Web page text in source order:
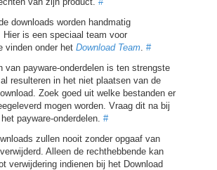
downloads worden handmatig
Hier is een speciaal team voor
vinden onder het Download Team. #
van payware-onderdelen is ten strengste
resulteren in het niet plaatsen van de
Zoek goed uit welke bestanden er
mogen worden. Vraag dit na bij
payware-onderdelen. #
zullen nooit zonder opgaaf van
Alleen de rechthebbende kan
verwijdering indienen bij het Download